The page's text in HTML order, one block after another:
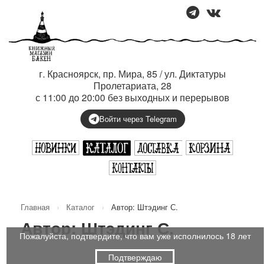
г. Красноярск, пр. Мира, 85 / ул. Диктатуры
Пролетариата, 28
с 11:00 до 20:00 без выходных и перерывов
Войти через Telegram
Главная › Каталог › Автор: Штэдинг С.
Автор: Штэдинг С.
Пожалуйста, подтвердите, что вам уже исполнилось 18 лет
Подтверждаю